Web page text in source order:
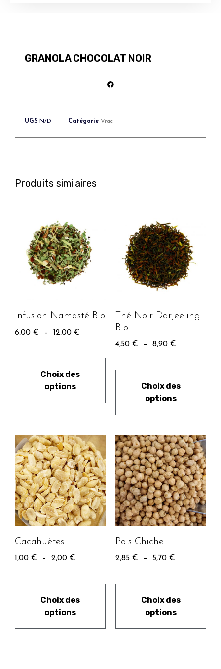
GRANOLA CHOCOLAT NOIR
UGS N/D Catégorie Vrac
Produits similaires
Infusion Namasté Bio
6,00 € – 12,00 €
Choix des
options
Thé Noir Darjeeling
Bio
4,50 € – 8,90 €
Choix des
options
Cacahuètes
1,00 € – 2,00 €
Choix des
options
Pois Chiche
2,85 € – 5,70 €
Choix des
options